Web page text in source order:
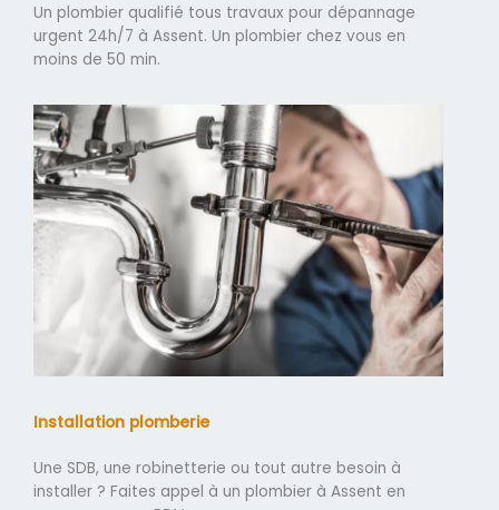
Un plombier qualifié tous travaux pour dépannage
urgent 24h/7 à Assent. Un plombier chez vous en
moins de 50 min.
Installation plomberie
Une SDB, une robinetterie ou tout autre besoin à
installer ? Faites appel à un plombier à Assent en